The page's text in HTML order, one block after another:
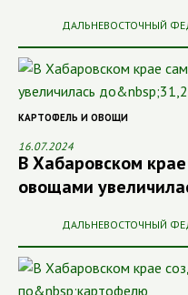
ДАЛЬНЕВОСТОЧНЫЙ
КАРТОФЕЛЬ И ОВОЩИ
16.07.2024
В Хабаровском
овощами
ДАЛЬНЕВОСТОЧНЫЙ